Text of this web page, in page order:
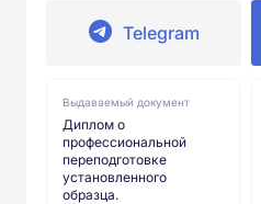
Telegram
Выдаваемый документ
Диплом о
профессиональной
переподготовке
установленного
образца.